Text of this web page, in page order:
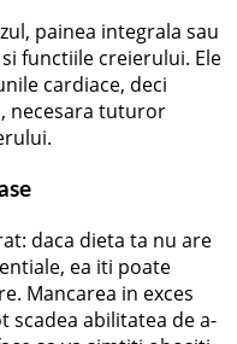
painea integrala sau
functiile creierului. Ele
cardiace, deci
necesara tuturor
daca dieta ta nu are
ea iti poate
Mancarea in exces
scadea abilitatea de a-